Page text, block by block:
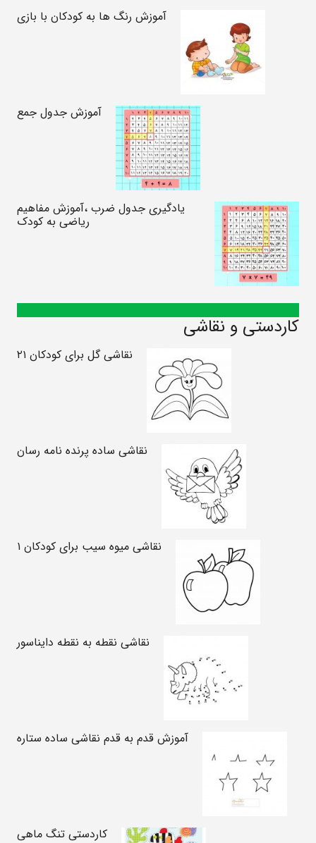
آموزش رنگ ها به کودکان با بازی
آموزش جدول جمع
یادگیری جدول ضرب ،آموزش مفاهیم
ریاضی به کودک
کاردستی و نقاشی
نقاشی گل برای کودکان ۲۱
نقاشی ساده پرنده نامه رسان
نقاشی میوه سیب برای کودکان ۱
نقاشی نقطه به نقطه دایناسور
آموزش قدم به قدم نقاشی ساده ستاره
کاردستی تنگ ماهی